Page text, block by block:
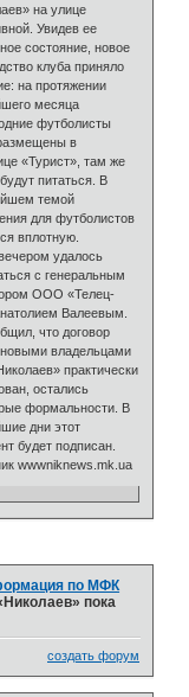
на улице
Увидев ее
состояние, новое
клуба приняло
на протяжении
месяца
футболисты
в
«Турист», там же
питаться. В
темой
для футболистов
вплотную.
удалось
с генеральным
ООО «Телец-
Валеевым.
что договор
владельцами
практически
остались
формальности. В
дни этот
будет подписан.
wwwniknews.mk.ua
по МФК
пока
создать форум